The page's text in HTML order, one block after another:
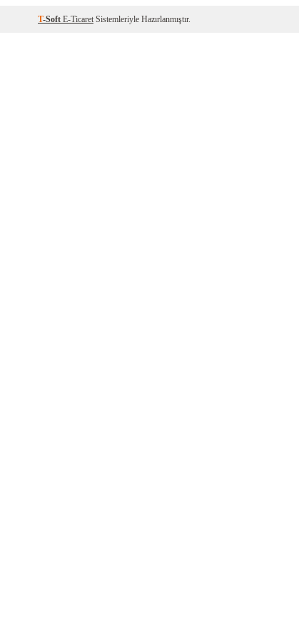
T-Soft E-Ticaret Sistemleriyle Hazırlanmıştır.